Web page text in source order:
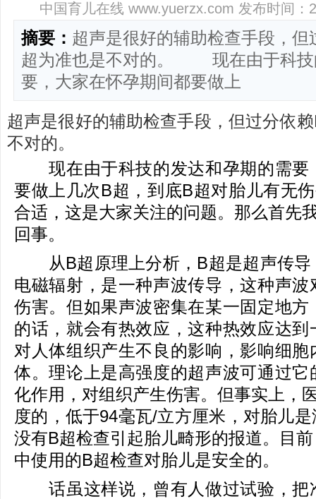
中国育儿在线 www.yuerzx.com 发布时间：
摘要： 超声是很好的辅助检查手段，但
超为准也是不对的。 现在由于科技
要，大家在怀孕期间都要做上
超声是很好的辅助检查手段，但过分依
不对的。
现在由于科技的发达和孕期的需要
要做上几次B超，到底B超对胎儿有无
合适，这是大家关注的问题。那么首先
回事。
从B超原理上分析，B超是超声传导
电磁辐射，是一种声波传导，这种声
伤害。但如果声波密集在某一固定地
的话，就会有热效应，这种热效应达
对人体组织产生不良的影响，影响细
体。理论上是高强度的超声波可通过
化作用，对组织产生伤害。但事实上，
度的，低于94毫瓦/立方厘米，对胎儿
没有B超检查引起胎儿畸形的报道。目
中使用的B超检查对胎儿是安全的。
话虽这样说，曾有人做过试验，把